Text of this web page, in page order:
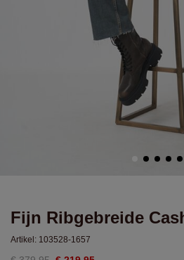
Fijn Ribgebreide
Artikel: 103528-1657